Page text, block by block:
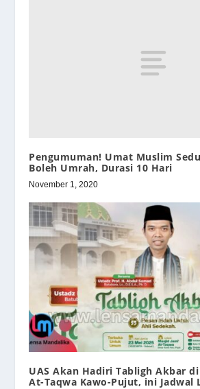
Pengumuman! Umat Muslim
Boleh Umrah, Durasi 10 Hari
November 1, 2020
UAS Akan Hadiri Tabligh Akbar di
At-Taqwa Kawo-Pujut, ini Jadwal